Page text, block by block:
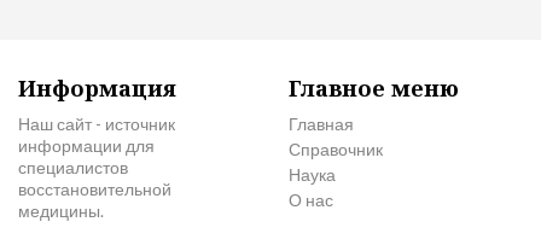
Информация
Наш сайт - источник
информации для
специалистов
восстановительной
медицины.
Главное меню
Главная
Справочник
Наука
О нас